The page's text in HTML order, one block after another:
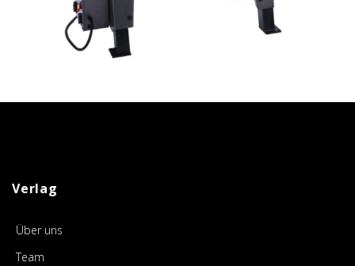
Verlag
Über uns
Team